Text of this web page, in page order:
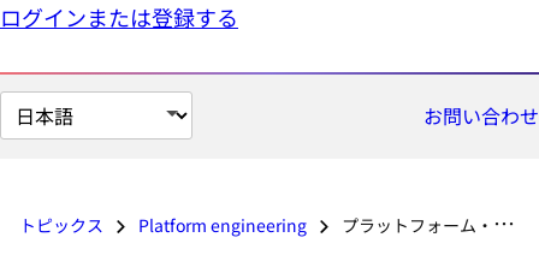
ログインまたは登録する
ペ
ー
お問い合わせ
トピックス Platform engineering プラットフォーム・エンジニアリング・ツールとは